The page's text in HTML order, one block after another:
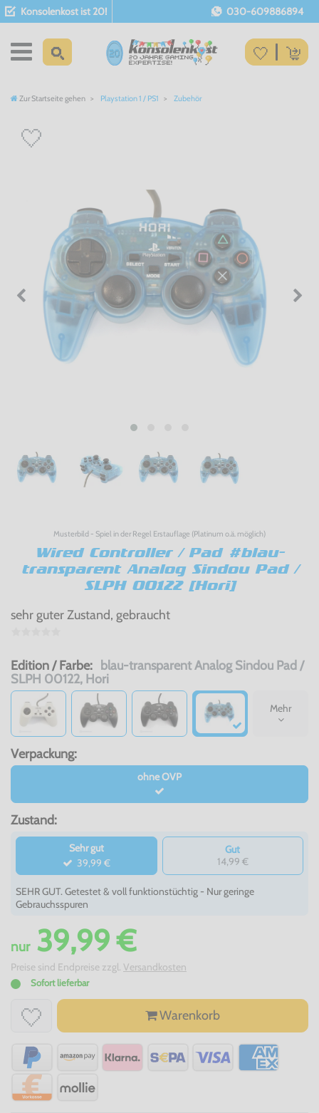
Konsolenkost ist 20! 030-609886894
Zur Startseite gehen Playstation 1 / PS1 Zubehör
Musterbild - Spiel in der Regel Erstauflage (Platinum o.ä. möglich)
Wired Controller / Pad #blau-
transparent Analog Sindou Pad /
SLPH 00122 [Hori]
sehr guter Zustand, gebraucht
Edition / Farbe: blau-transparent Analog Sindou Pad /
SLPH 00122, Hori
Mehr
Verpackung:
ohne OVP
Zustand:
Sehr gut
39,99 €
Gut
14,99 €
SEHR GUT. Getestet & voll funktionstüchtig - Nur geringe
Gebrauchsspuren
nur39,99 €
Preise sind Endpreise zzgl. Versandkosten
Sofort lieferbar
Warenkorb